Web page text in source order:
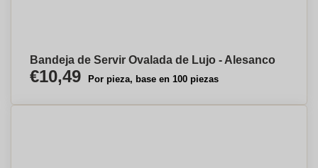
Bandeja de Servir Ovalada de Lujo - Alesanco
€10,49 Por pieza, base en 100 piezas